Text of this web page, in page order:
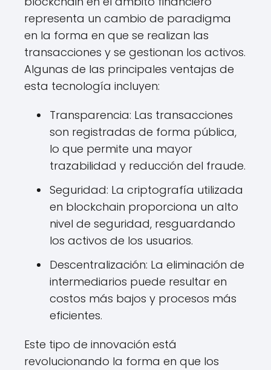
representa un cambio de paradigma
en la forma en que se realizan las
transacciones y se gestionan los activos.
Algunas de las principales ventajas de
esta tecnología incluyen:
Transparencia: Las transacciones
son registradas de forma pública,
lo que permite una mayor
trazabilidad y reducción del fraude.
Seguridad: La criptografía utilizada
en blockchain proporciona un alto
nivel de seguridad, resguardando
los activos de los usuarios.
Descentralización: La eliminación de
intermediarios puede resultar en
costos más bajos y procesos más
eficientes.
Este tipo de innovación está
revolucionando la forma en que los